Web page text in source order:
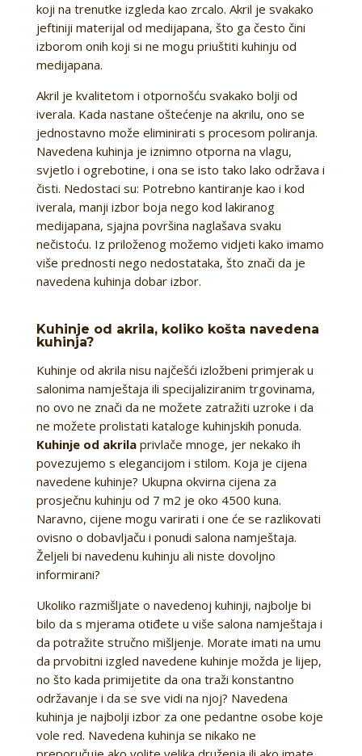
koji na trenutke izgleda kao zrcalo. Akril je svakako
jeftiniji materijal od medijapana, što ga često čini
izborom onih koji si ne mogu priuštiti kuhinju od
medijapana.
Akril je kvalitetom i otpornošću svakako bolji od
iverala. Kada nastane oštećenje na akrilu, ono se
jednostavno može eliminirati s procesom poliranja.
Navedena kuhinja je iznimno otporna na vlagu,
svjetlo i ogrebotine, i ona se isto tako lako održava i
čisti. Nedostaci su: Potrebno kantiranje kao i kod
iverala, manji izbor boja nego kod lakiranog
medijapana, sjajna površina naglašava svaku
nečistoću. Iz priloženog možemo vidjeti kako imamo
više prednosti nego nedostataka, što znači da je
navedena kuhinja dobar izbor.
Kuhinje od akrila, koliko košta navedena
kuhinja?
Kuhinje od akrila nisu najčešći izložbeni primjerak u
salonima namještaja ili specijaliziranim trgovinama,
no ovo ne znači da ne možete zatražiti uzroke i da
ne možete prolistati kataloge kuhinjskih ponuda.
Kuhinje od akrilaprivlače mnoge, jer nekako ih
povezujemo s elegancijom i stilom. Koja je cijena
navedene kuhinje? Ukupna okvirna cijena za
prosječnu kuhinju od 7 m2 je oko 4500 kuna.
Naravno, cijene mogu varirati i one će se razlikovati
ovisno o dobavljaču i ponudi salona namještaja.
Željeli bi navedenu kuhinju ali niste dovoljno
informirani?
Ukoliko razmišljate o navedenoj kuhinji, najbolje bi
bilo da s mjerama otiđete u više salona namještaja i
da potražite stručno mišljenje. Morate imati na umu
da prvobitni izgled navedene kuhinje možda je lijep,
no što kada primijetite da ona traži konstantno
održavanje i da se sve vidi na njoj? Navedena
kuhinja je najbolji izbor za one pedantne osobe koje
vole red. Navedena kuhinja se nikako ne